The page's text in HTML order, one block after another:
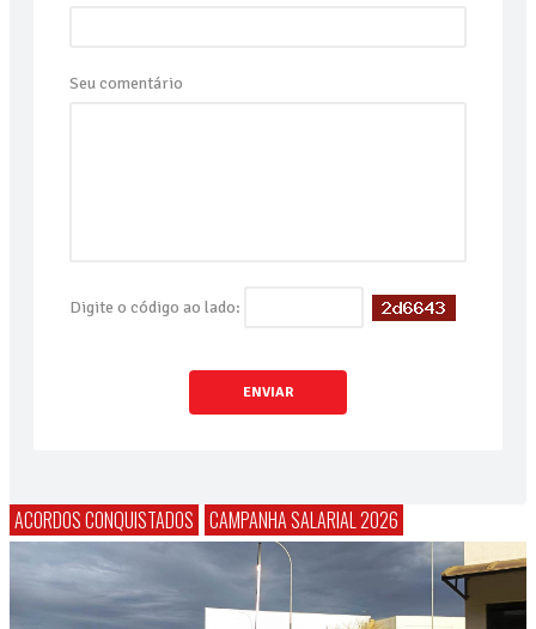
Seu comentário
Digite o código ao lado:
ENVIAR
ACORDOS CONQUISTADOS CAMPANHA SALARIAL 2026